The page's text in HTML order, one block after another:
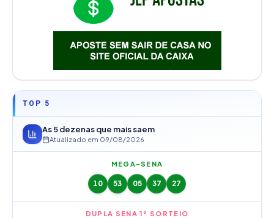
TOP 5
As 5 dezenas que mais saem
Atualizado em 09/08/2026
MEGA-SENA
10 53 05 37 27
DUPLA SENA 1º SORTEIO